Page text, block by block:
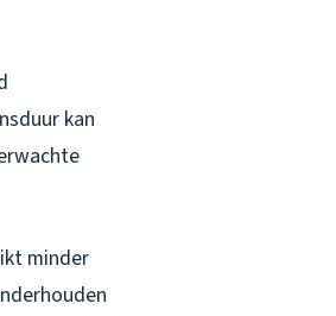
kan
minder